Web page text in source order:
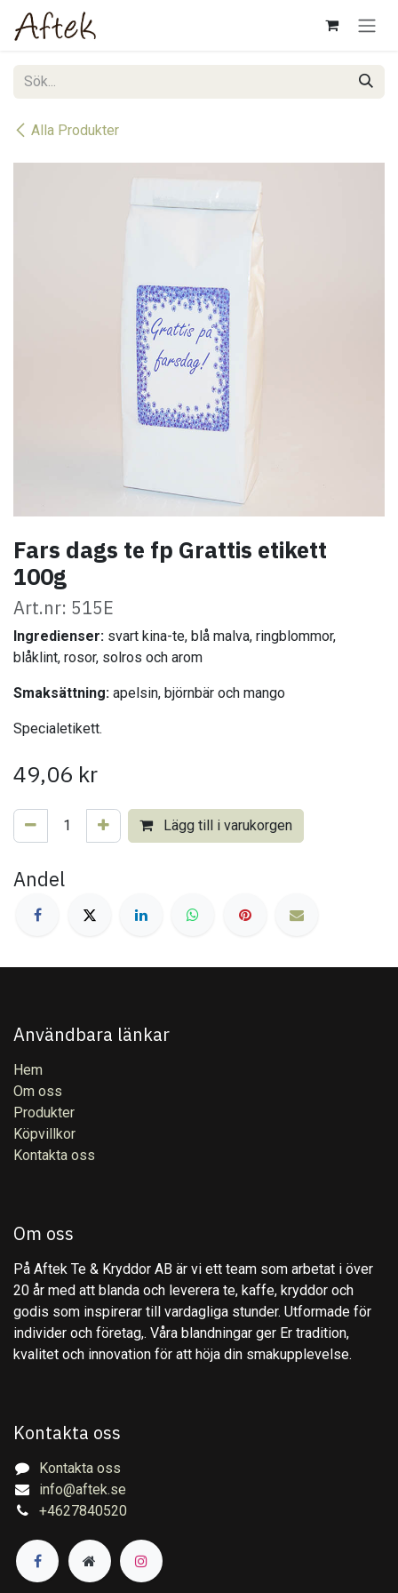
Hoppa till innehåll
Alla Produkter
Fars dags te fp Grattis etikett
100g
Art.nr: 515E
Ingredienser: svart kina-te, blå malva, ringblommor,
blåklint, rosor, solros och arom
Smaksättning: apelsin, björnbär och mango
Specialetikett.
49,06 kr
Lägg till i varukorgen
Andel
Användbara länkar
Hem
Om oss
Produkter
Köpvillkor
Kontakta oss
Om oss
På Aftek Te & Kryddor AB är vi ett team som arbetat i över
20 år med att blanda och leverera te, kaffe, kryddor och
godis som inspirerar till vardagliga stunder. Utformade för
individer och företag,. Våra blandningar ger Er tradition,
kvalitet och innovation för att höja din smakupplevelse.
Kontakta oss
Kontakta oss
info@aftek.se
+4627840520